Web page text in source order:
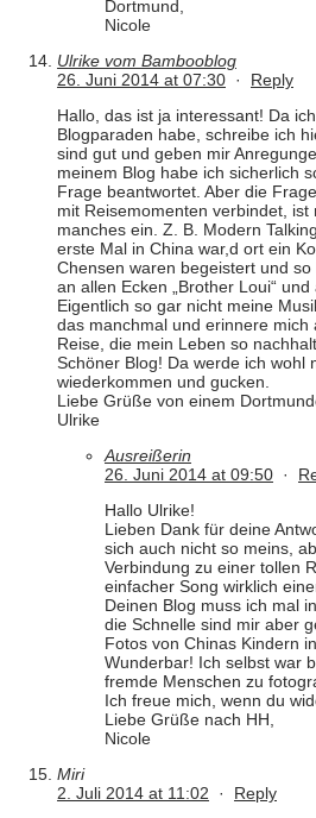
Dortmund,
Nicole
Ulrike vom Bambooblog
26. Juni 2014 at 07:30 · Reply
Hallo, das ist ja interessant! Da
Blogparaden habe, schreibe ich
sind gut und geben mir
meinem Blog habe ich sicherlich
Frage beantwortet. Aber die
mit Reisemomenten verbindet,
manches ein. Z. B. Modern
erste Mal in China war,d ort ein
Chensen waren begeistert und
an allen Ecken „Brother Loui“
Eigentlich so gar nicht meine
das manchmal und erinnere mich
Reise, die mein Leben so
Schöner Blog! Da werde ich wohl
wiederkommen und gucken.
Liebe Grüße von einem
Ulrike
Ausreißerin
26. Juni 2014 at 09:50 ·
Hallo Ulrike!
Lieben Dank für deine
sich auch nicht so meins,
Verbindung zu einer tollen
einfacher Song wirklich
Deinen Blog muss ich mal
die Schnelle sind mir aber
Fotos von Chinas Kindern
Wunderbar! Ich selbst war
fremde Menschen zu
Ich freue mich, wenn du
Liebe Grüße nach HH,
Nicole
Miri
2. Juli 2014 at 11:02 · Reply